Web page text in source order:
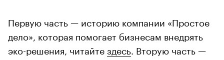
Первую часть — историю компании «Простое
дело», которая помогает бизнесам внедрять
эко-решения, читайтездесь . Вторую часть —